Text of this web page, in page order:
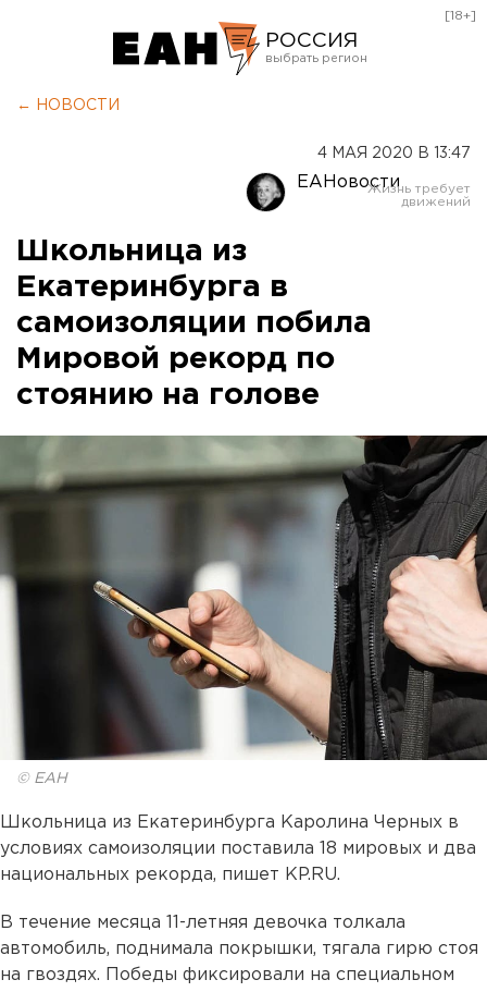
РОССИЯ
Оренбург
[18+]
← НОВОСТИ
4 МАЯ 2020 В 13:47
ЕАНовости
Школьница из
Екатеринбурга в
самоизоляции побила
Мировой рекорд по
стоянию на голове
© ЕАН
Школьница из Екатеринбурга Каролина Черных в
условиях самоизоляции поставила 18 мировых и два
национальных рекорда, пишет KP.RU.
В течение месяца 11-летняя девочка толкала
автомобиль, поднимала покрышки, тягала гирю стоя
на гвоздях. Победы фиксировали на специальном